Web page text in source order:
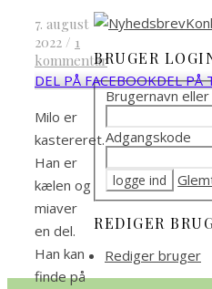
7. august
2022 / 1
kommentar
DEL PÅ FACEBOOKDEL PÅ
Milo er
kastereret.
Han er
kælen og
miaver
en del.
Han kan
finde på
BRUGER
Brugernavn eller
Adgangskode
REDIGER
Rediger bruger